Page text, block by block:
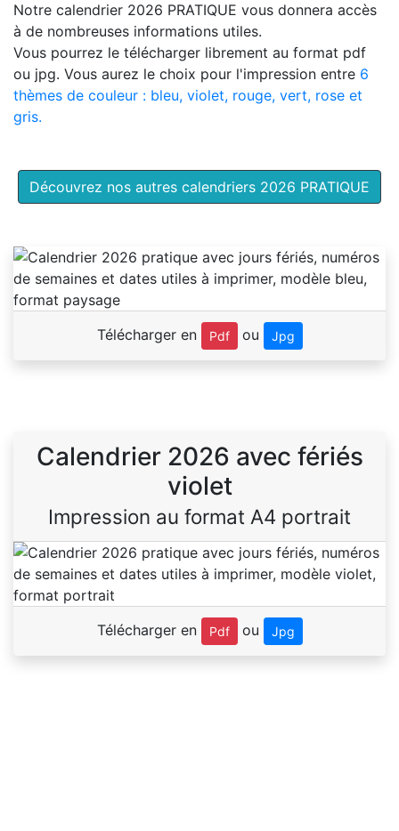
Notre calendrier 2026 PRATIQUE vous donnera accès
à de nombreuses informations utiles.
Vous pourrez le télécharger librement au format pdf
ou jpg. Vous aurez le choix pour l'impression entre 6
thèmes de couleur : bleu, violet, rouge, vert, rose et
gris.
Découvrez nos autres calendriers 2026 PRATIQUE
Télécharger en Pdf ou Jpg
Calendrier 2026 avec fériés
violet
Impression au format A4 portrait
Télécharger en Pdf ou Jpg